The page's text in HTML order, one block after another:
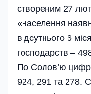
створеним 27
«населення
відсутнього 6
господарств –
По Солов’ю
924, 291 та 278.